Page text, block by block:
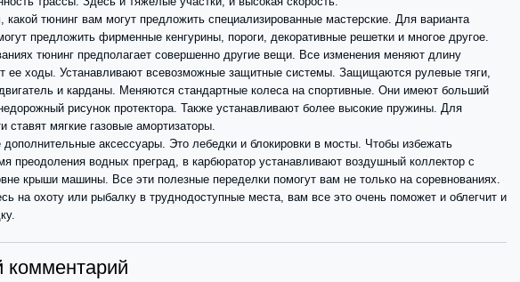
какой тюнинг вам могут предложить специализированные мастерские. Для варианта
предложить фирменные кенгурины, пороги, декоративные решетки и многое другое.
тюнинг предполагает совершенно другие вещи. Все изменения меняют длину
ее ходы. Устанавливают всевозможные защитные системы. Защищаются рулевые тяги,
и карданы. Меняются стандартные колеса на спортивные. Они имеют больший
рисунок протектора. Также устанавливают более высокие пружины. Для
ставят мягкие газовые амортизаторы.
дополнительные аксессуары. Это лебедки и блокировки в мосты. Чтобы избежать
преодоления водных преград, в карбюратор устанавливают воздушный коллектор с
крыши машины. Все эти полезные переделки помогут вам не только на соревнованиях.
на охоту или рыбалку в труднодоступные места, вам все это очень поможет и облегчит и
комментарий